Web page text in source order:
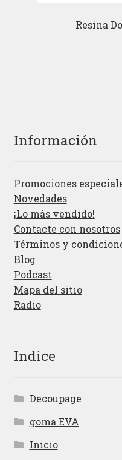
Resina
Información
Promociones
Novedades
¡Lo más vendido!
Contacte con nosotros
Términos y
Blog
Podcast
Mapa del sitio
Radio
Indice
Decoupage
goma EVA
Inicio